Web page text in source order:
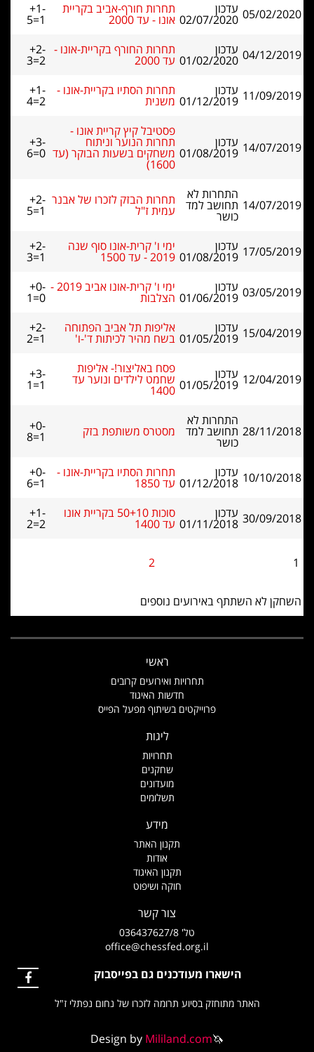
05/02/2020 עדכון
02/07/2020
תחרות חורף-אביב בקריית
אונו - עד 2000
+1-
5=1
04/12/2019 עדכון
01/02/2020
תחרות החורף בקריית-אונו -
עד 2000
+2-
3=2
11/09/2019 עדכון
01/12/2019
תחרות הסתיו בקריית-אונו -
משנית
+1-
4=2
14/07/2019 עדכון
01/08/2019
פסטיבל קיץ קריית אונו -
תחרות הנוער וניתוח
משחקים בשעות הבוקר (עד
1600)
+3-
6=0
14/07/2019
התחרות לא
תחושב למד
כושר
תחרות הבזק לזכרו של אבנר
עמית ז"ל
+2-
5=1
17/05/2019 עדכון
01/08/2019
ימי ו' קרית-אונו סוף שנה
2019 - עד 1500
+2-
3=1
03/05/2019 עדכון
01/06/2019
ימי ו' קרית-אונו אביב 2019 -
הצלבות
+0-
1=0
15/04/2019 עדכון
01/05/2019
אליפות תל אביב הפתוחה
בשח מהיר לכיתות ד'-ו'
+2-
2=1
12/04/2019 עדכון
01/05/2019
פסח באליצור!- אליפות
שחמט לילדים ונוער עד
1400
+3-
1=1
28/11/2018
התחרות לא
תחושב למד
כושר
מסטרס משותפת בזק +0-
8=1
10/10/2018 עדכון
01/12/2018
תחרות הסתיו בקריית-אונו -
עד 1850
+0-
6=1
30/09/2018 עדכון
01/11/2018
סוכות 50+10 בקריית אונו
עד 1400
+1-
2=2
1
2
השחקן לא השתתף באירועים נוספים
ראשי
תחרויות ואירועים קרובים
חדשות האיגוד
פרוייקטים בשיתוף מפעל הפייס
ליגות
תחרויות
שחקנים
מועדונים
תשלומים
מידע
תקנון האתר
אודות
תקנון האיגוד
חוקה ושיפוט
צור קשר
טל' 036437627/8
office@chessfed.org.il
הישארו מעודכנים גם בפייסבוק
האתר מתוחזק בסיוע תרומה לזכרו של נחום נפתלי ז"ל
Design by Mililand.com🦄